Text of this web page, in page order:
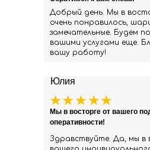
Юлия
Здравствуйте. Да, мы в
Мы в восторге от вашего
оперативности!
Добрый день. Мы в
очень понравилось,
замечательные. Будем
вашими услугами еще.
вашу работу!